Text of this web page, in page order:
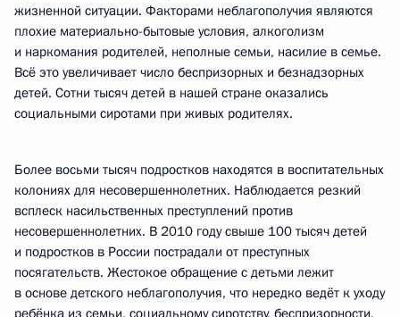
жизненной ситуации. Факторами неблагополучия являются
плохие материально-бытовые условия, алкоголизм
и наркомания родителей, неполные семьи, насилие в семье.
Всё это увеличивает число беспризорных и безнадзорных
детей. Сотни тысяч детей в нашей стране оказались
социальными сиротами при живых родителях.
Более восьми тысяч подростков находятся в воспитательных
колониях для несовершеннолетних. Наблюдается резкий
всплеск насильственных преступлений против
несовершеннолетних. В 2010 году свыше 100 тысяч детей
и подростков в России пострадали от преступных
посягательств. Жестокое обращение с детьми лежит
в основе детского неблагополучия, что нередко ведёт к уходу
ребёнка из семьи, социальному сиротству, беспризорности,